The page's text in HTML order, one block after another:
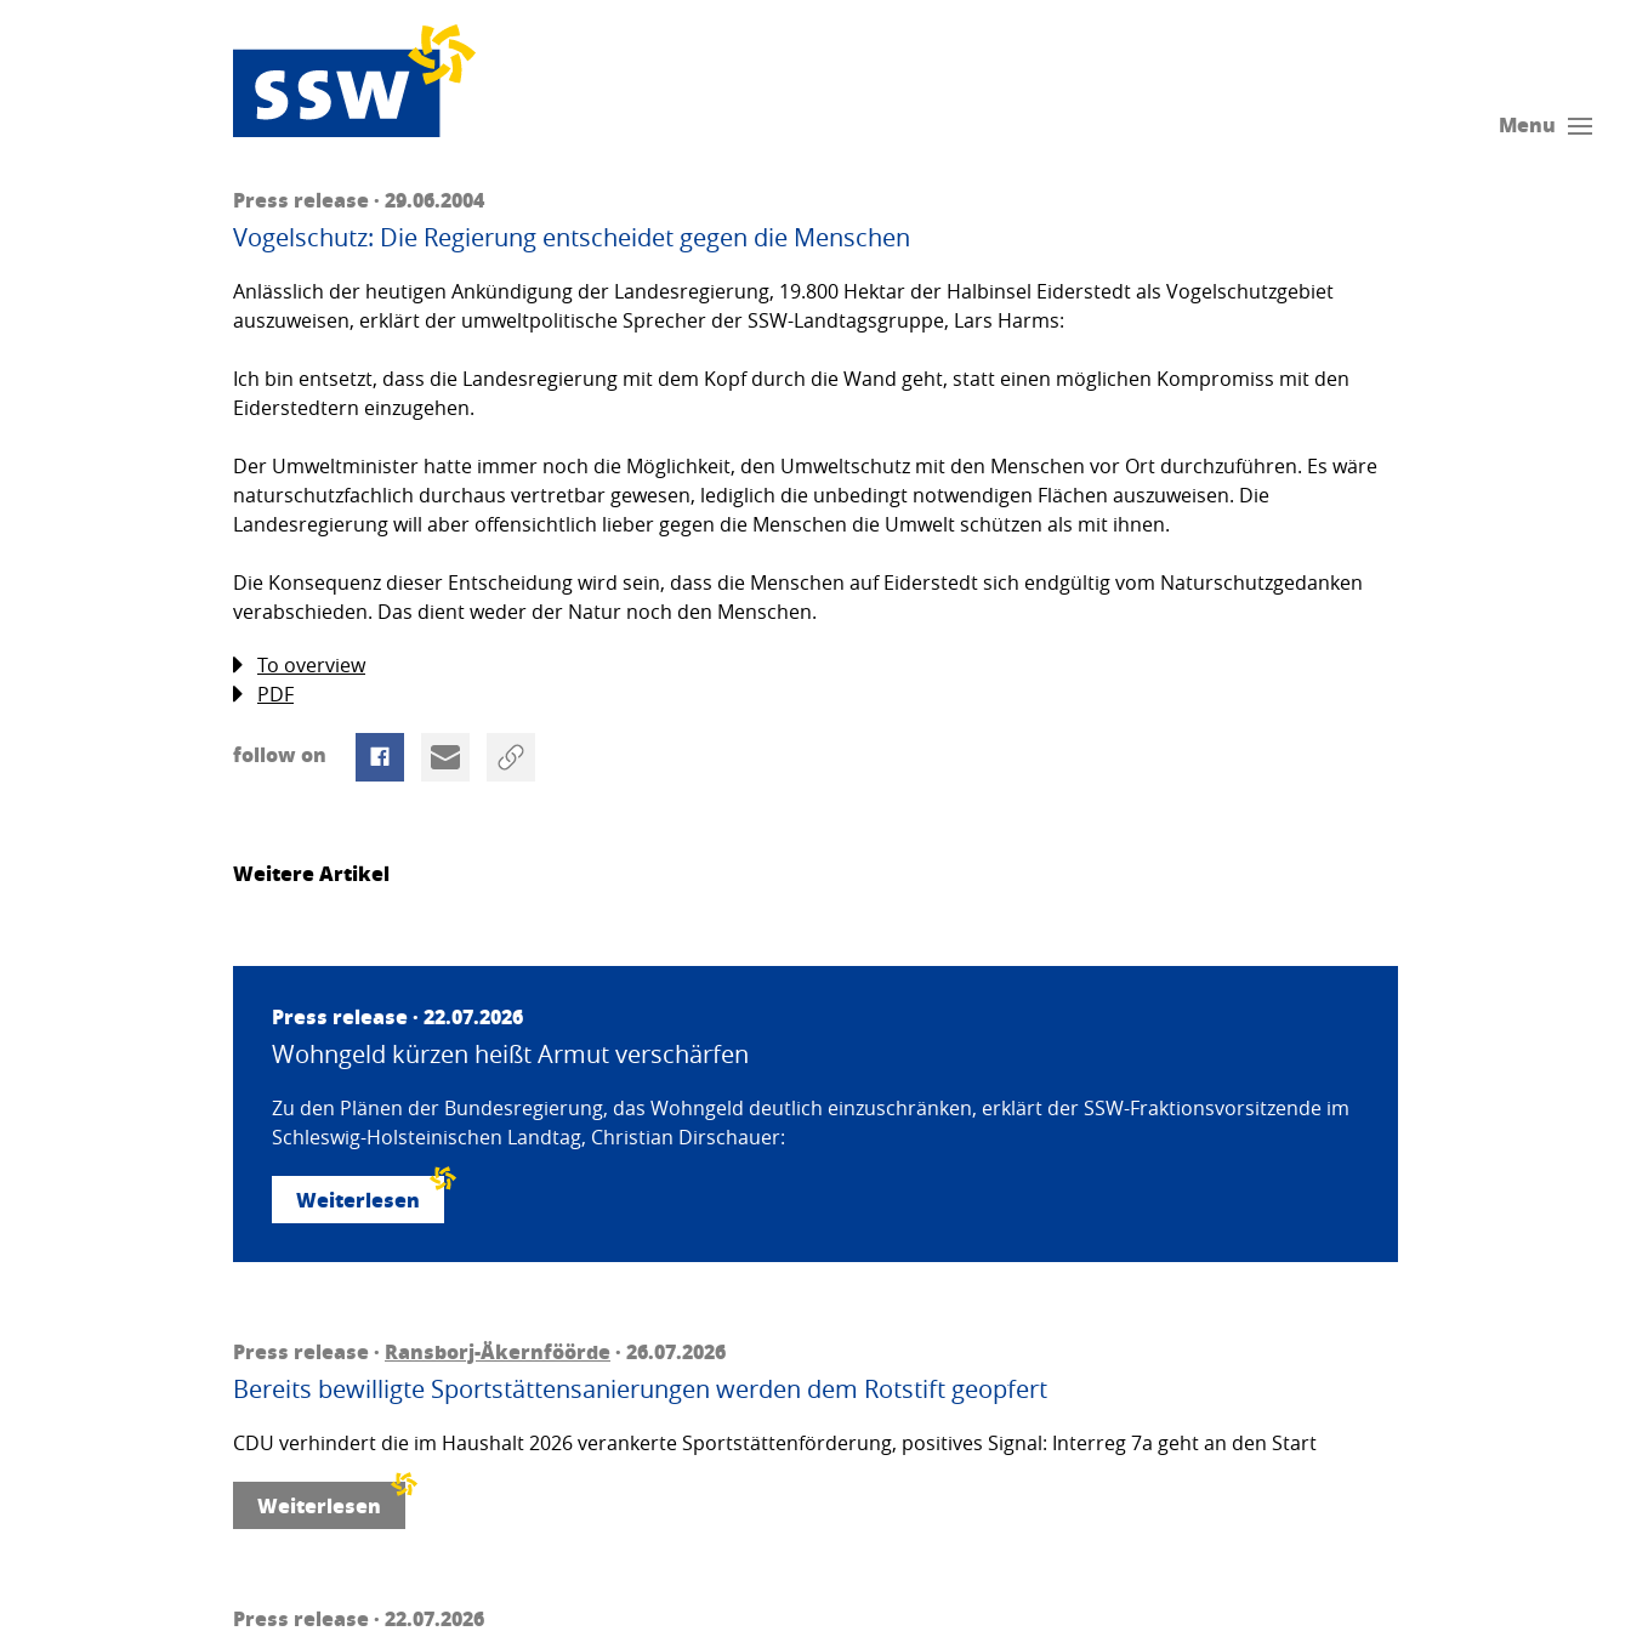
Menu
Press release · 29.06.2004
Vogelschutz: Die Regierung entscheidet gegen die Menschen
Anlässlich der heutigen Ankündigung der Landesregierung, 19.800 Hektar der Halbinsel Eiderstedt als Vogelschutzgebiet
auszuweisen, erklärt der umweltpoli­tische Sprecher der SSW-Landtags­gruppe, Lars Harms:
Ich bin entsetzt, dass die Landesregierung mit dem Kopf durch die Wand geht, statt einen möglichen Kompromiss mit den
Eiderstedtern einzu­gehen.
Der Umweltminister hatte immer noch die Möglichkeit, den Umwelt­schutz mit den Menschen vor Ort durchzu­führen. Es wäre
naturschutz­fachlich durchaus vertretbar gewesen, lediglich die unbedingt not­wendigen Flächen auszuweisen. Die
Landesregierung will aber offen­sichtlich lieber gegen die Menschen die Umwelt schützen als mit ihnen.
Die Konsequenz dieser Entscheidung wird sein, dass die Menschen auf Eiderstedt sich endgültig vom Naturschutzgedanken
verabschieden. Das dient weder der Natur noch den Menschen.
To overview
PDF
follow on
Weitere Artikel
Press release · 22.07.2026
Wohngeld kürzen heißt Armut verschärfen
Zu den Plänen der Bundesregierung, das Wohngeld deutlich einzuschränken, erklärt der SSW-Fraktionsvorsitzende im
Schleswig-Holsteinischen Landtag, Christian Dirschauer:
Weiterlesen
Press release · Ransborj-Äkernföörde· 26.07.2026
Bereits bewilligte Sportstättensanierungen werden dem Rotstift geopfert
CDU verhindert die im Haushalt 2026 verankerte Sportstättenförderung, positives Signal: Interreg 7a geht an den Start
Weiterlesen
Press release · 22.07.2026